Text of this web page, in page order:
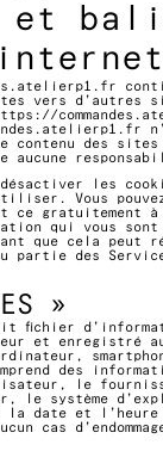
et
vers d’autres
contenu des
aucune
les
Vous pouvez
ce gratuitement
qui vous
que cela peut
partie des
»
fichier
et enregistré
des
le
le système
date et l’heure
cas